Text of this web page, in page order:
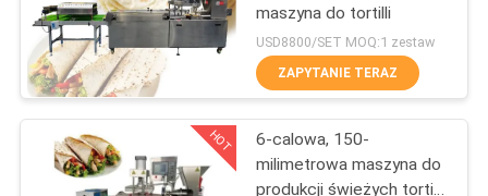
NAMI
POPROŚ
O
Rybie sos chili
13
maszyna do tortilli
USD8800/SET MOQ:1 zestaw
ZAPYTANIE TERAZ
HOT
6-calowa, 150-
milimetrowa maszyna do
produkcji świeżych tortilli